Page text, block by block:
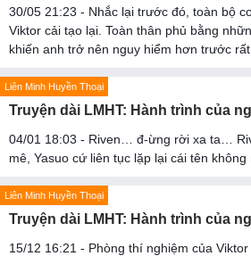
30/05 21:23 - Nhắc lại trước đó, toàn bộ
Viktor cải tạo lại. Toàn thân phủ bằng
khiến anh trở nên nguy hiểm hơn trước rất
Liên Minh Huyền Thoại
Truyện dài LMHT: Hành trình của
04/01 18:03 - Riven… đ-ừng rời xa ta…
mê, Yasuo cứ liên tục lặp lại cái tên không
Liên Minh Huyền Thoại
Truyện dài LMHT: Hành trình của
15/12 16:21 - Phòng thí nghiệm của